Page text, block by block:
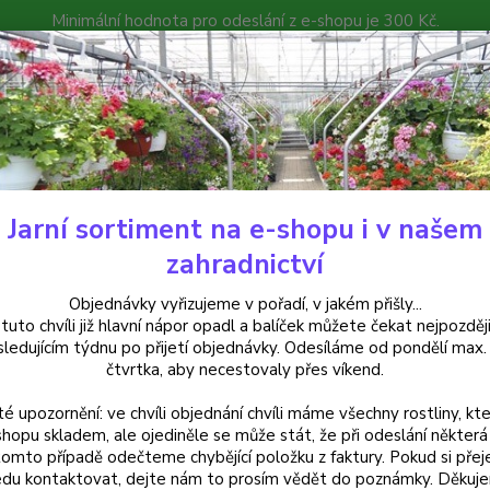
Minimální hodnota pro odeslání z e-shopu je 300 Kč.
můžete čekat nejpozději v následujícím týdnu po přijetí
Poradna Kontakty
Hledat
Trvalky Řimbaba (Tanacetum Coccineum) - 1 ks
(Tanacetum Coccineum) - 1
Jarní sortiment na e-shopu i v našem
zahradnictví
Objednávky vyřizujeme v pořadí, v jakém přišly...
chvíli již hlavní nápor opadl a balíček můžete čekat
týdnu po přijetí objednávky. Odesíláme od pondělí
čtvrtka, aby necestovaly přes víkend.
upozornění: ve chvíli objednání chvíli máme všechny rostliny,
skladem, ale ojediněle se může stát, že při odeslání některá
případě odečteme chybějící položku z faktury. Pokud si
kontaktovat, dejte nám to prosím vědět do poznámky.